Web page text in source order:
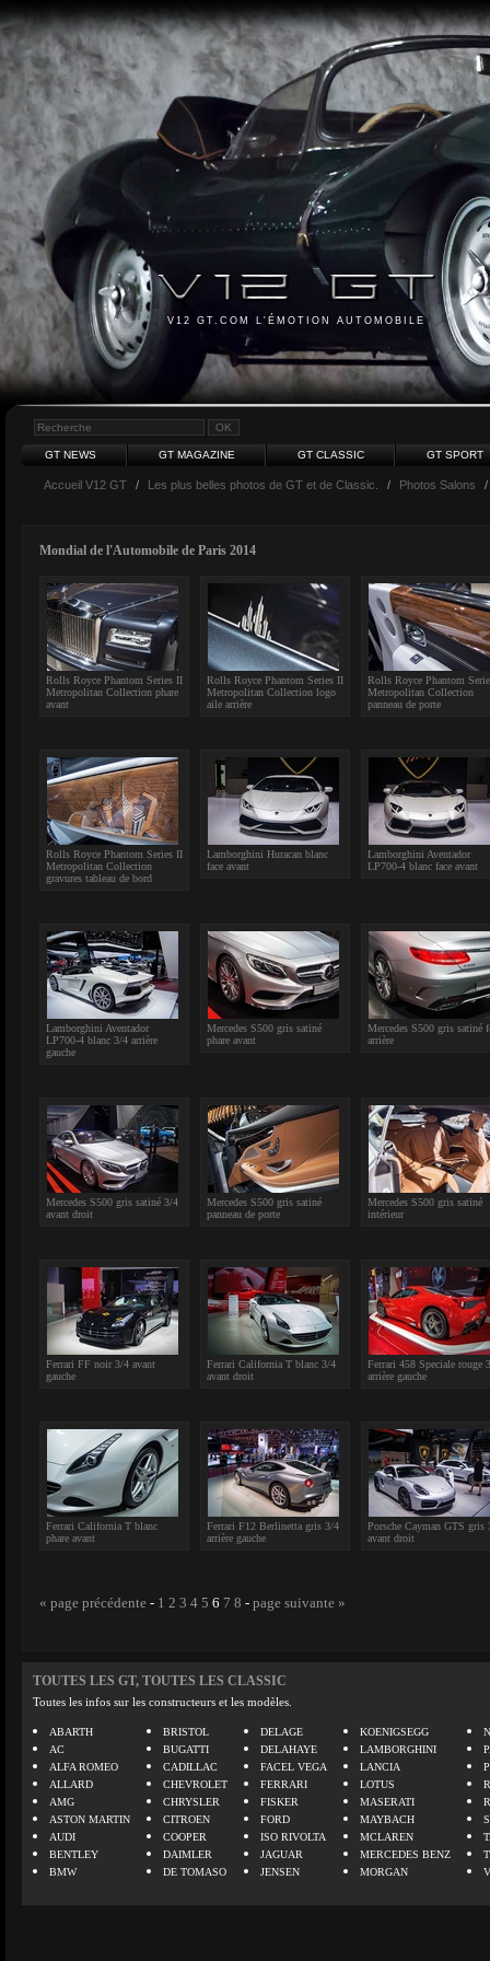
V12 GT.COM L'ÉMOTION AUTOMOBILE
GT NEWS GT MAGAZINE GT CLASSIC GT SPORT
Accueil V12 GT / Les plus belles photos de GT et de Classic. / Photos Salons /
Mondial de l'Automobile de Paris 2014
Rolls Royce Phantom Series II
Metropolitan Collection phare
avant
Rolls Royce Phantom Series II
Metropolitan Collection logo
aile arrière
Rolls Royce Phantom
Metropolitan Collection
panneau de porte
Rolls Royce Phantom Series II
Metropolitan Collection
gravures tableau de bord
Lamborghini Huracan blanc
face avant
Lamborghini Aventador
LP700-4 blanc face avant
Lamborghini Aventador
LP700-4 blanc 3/4 arrière
gauche
Mercedes S500 gris satiné
phare avant
Mercedes S500 gris satiné
arrière
Mercedes S500 gris satiné 3/4
avant droit
Mercedes S500 gris satiné
panneau de porte
Mercedes S500 gris satiné
intérieur
Ferrari FF noir 3/4 avant
gauche
Ferrari California T blanc 3/4
avant droit
Ferrari 458 Speciale rouge
arrière gauche
Ferrari California T blanc
phare avant
Ferrari F12 Berlinetta gris 3/4
arrière gauche
Porsche Cayman GTS gris
avant droit
« page précédente - 1 2 3 4 5 6 7 8 - page suivante »
TOUTES LES GT, TOUTES LES CLASSIC
Toutes les infos sur les constructeurs et les modèles.
ABARTH
AC
ALFA ROMEO
ALLARD
AMG
ASTON MARTIN
AUDI
BENTLEY
BMW
BRISTOL
BUGATTI
CADILLAC
CHEVROLET
CHRYSLER
CITROEN
COOPER
DAIMLER
DE TOMASO
DELAGE
DELAHAYE
FACEL VEGA
FERRARI
FISKER
FORD
ISO RIVOLTA
JAGUAR
JENSEN
KOENIGSEGG
LAMBORGHINI
LANCIA
LOTUS
MASERATI
MAYBACH
MCLAREN
MERCEDES BENZ
MORGAN